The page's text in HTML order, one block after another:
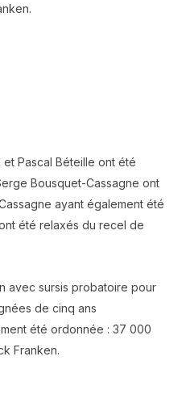
Pascal Béteille ont été
Bousquet-Cassagne ont
ayant également été
été relaxés du recel de
avec sursis probatoire pour
de cinq ans
été ordonnée : 37 000
Franken.